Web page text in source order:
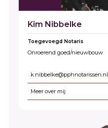
Kim Nibbelke
Toegevoegd Notaris
Onroerend goed/nieuwbouw
k.nibbelke@pphnotarissen.nl
Meer over mij